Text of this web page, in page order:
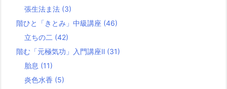
張生法ま法 (3)
階ひと「きとみ」中級講座 (46)
立ちの二 (42)
階む「元極気功」入門講座Ⅱ (31)
胎息 (11)
炎色水香 (5)